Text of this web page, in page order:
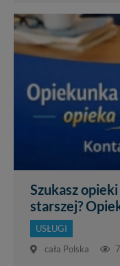
Szukasz
starszej?
USŁUGI
cała Polska